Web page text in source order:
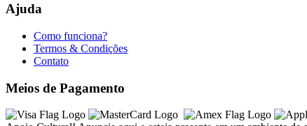
Ajuda
Como funciona?
Termos & Condições
Contato
Meios de Pagamento